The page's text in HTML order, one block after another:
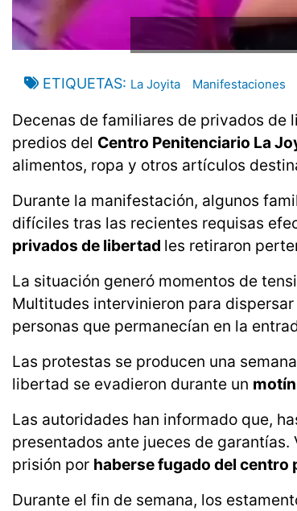
ETIQUETAS La Joyita Manifestaciones
Decenas de familiares de privados de
predios del Centro Penitenciario La
alimentos, ropa y otros artículos
Durante la manifestación, algunos
difíciles tras las recientes requisas
privados de libertad les retiraron
La situación generó momentos de
Multitudes intervinieron para
personas que permanecían en la
Las protestas se producen una
libertad se evadieron durante un
Las autoridades han informado que,
presentados ante jueces de
prisión por haberse fugado del centro
Durante el fin de semana, los